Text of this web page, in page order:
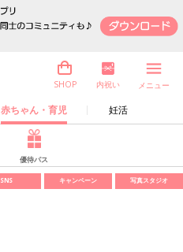
赤ちゃん・育児 妊活
SHOP 内祝い メニュー
優待パス
SNS キャンペーン 写真スタジオ